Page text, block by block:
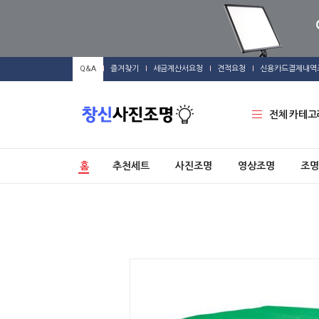
Q&A 즐겨찾기 세금계산서요청 견적요청 신용카드결제내역
전체 카테고
홈 추천세트 사진조명 영상조명 조